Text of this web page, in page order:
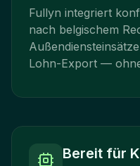
Fullyn integriert
nach belgischem
Lohn-Export —
Bereit für